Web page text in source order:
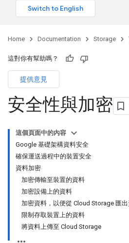
Home Documentation Storage
這對你有幫助嗎？
提供意見
安全性與加密
這個頁面中的內容
Google 基礎架構資料安全
確保運送過程中的裝置安全
資料加密
加密傳輸至裝置的資料
加密設備上的資料
加密資料，以便從 Cloud Storage 匯
限制存取裝置上的資料
將資料上傳至 Cloud Storage